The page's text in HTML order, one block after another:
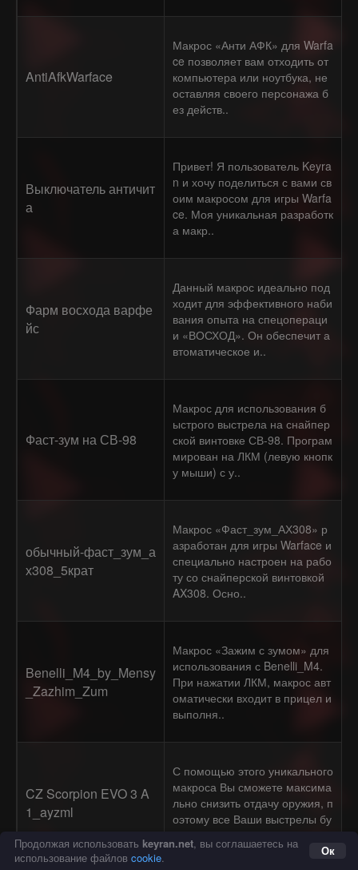
AntiAfkWarface
Макрос «Анти АФК» для Warfa
ce позволяет вам отходить от
компьютера или ноутбука, не
оставляя своего персонажа б
ез действ..
Выключатель античит
а
Привет! Я пользователь Keyra
n и хочу поделиться с вами св
оим макросом для игры Warfa
ce. Моя уникальная разработк
а макр..
Фарм восхода варфе
йс
Данный макрос идеально под
ходит для эффективного наби
вания опыта на спецопераци
и «ВОСХОД». Он обеспечит а
втоматическое и..
Фаст-зум на СВ-98
Макрос для использования б
ыстрого выстрела на снайпер
ской винтовке СВ-98. Програм
мирован на ЛКМ (левую кнопк
у мыши) с у..
обычный-фаст_зум_а
х308_5крат
Макрос «Фаст_зум_АХ308» р
азработан для игры Warface и
специально настроен на рабо
ту со снайперской винтовкой
AX308. Осно..
Benelli_M4_by_Mensy
_Zazhim_Zum
Макрос «Зажим с зумом» для
использования с Benelli_M4.
При нажатии ЛКМ, макрос авт
оматически входит в прицел и
выполня..
CZ Scorpion EVO 3 A
1_ayzml
С помощью этого уникального
макроса Вы сможете максима
льно снизить отдачу оружия, п
оэтому все Ваши выстрелы бу